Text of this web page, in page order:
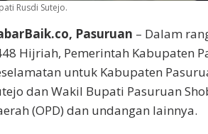
Rusdi Sutejo.
Pasuruan – Dalam
Hijriah, Pemerintah Kabupaten
untuk Kabupaten
dan Wakil Bupati Pasuruan
(OPD) dan undangan lainnya.